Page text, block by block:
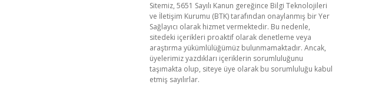
Sitemiz, 5651 Sayılı Kanun gereğince Bilgi Teknolojileri
ve İletişim Kurumu (BTK) tarafından onaylanmış bir Yer
Sağlayıcı olarak hizmet vermektedir. Bu nedenle,
sitedeki içerikleri proaktif olarak denetleme veya
araştırma yükümlülüğümüz bulunmamaktadır. Ancak,
üyelerimiz yazdıkları içeriklerin sorumluluğunu
taşımakta olup, siteye üye olarak bu sorumluluğu kabul
etmiş sayılırlar.